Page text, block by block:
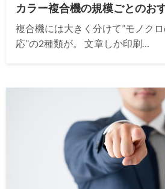
カラー複合機の規模ごとのお
複合機には大きく分けて”モノク
応”の2種類が。 文章しか印刷…